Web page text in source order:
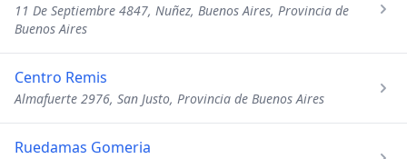
11 De Septiembre 4847, Nuñez, Buenos Aires, Provincia de
Buenos Aires
Centro Remis
Almafuerte 2976, San Justo, Provincia de Buenos Aires
Ruedamas Gomeria